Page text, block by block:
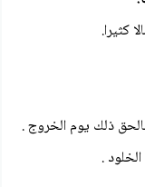
كثيرا.
ذلك يوم الخروج .
.